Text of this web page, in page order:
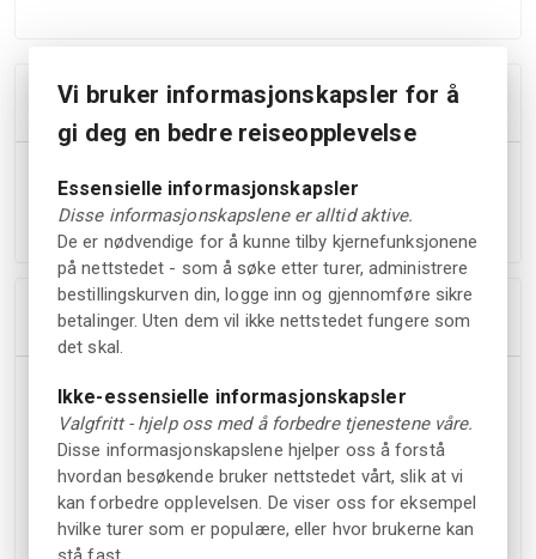
Avbestillingsregler
du avbestiller bestillingen din minst 72 timer før
innsjekkingstid.
Innkvartering
Type overnatting
Hotell
Fasiliteter
Mat og drikke
Lunsj
Restaurant
Bar
Vi bruker informasjonskapsler for å
gi deg en bedre reiseopplevelse
Essensielle informasjonskapsler
Disse informasjonskapslene er alltid aktive.
De er nødvendige for å kunne tilby kjernefunksjonene
på nettstedet - som å søke etter turer, administrere
bestillingskurven din, logge inn og gjennomføre sikre
betalinger. Uten dem vil ikke nettstedet fungere som
det skal.
Ikke-essensielle informasjonskapsler
Valgfritt - hjelp oss med å forbedre tjenestene våre.
Disse informasjonskapslene hjelper oss å forstå
hvordan besøkende bruker nettstedet vårt, slik at vi
kan forbedre opplevelsen. De viser oss for eksempel
hvilke turer som er populære, eller hvor brukerne kan